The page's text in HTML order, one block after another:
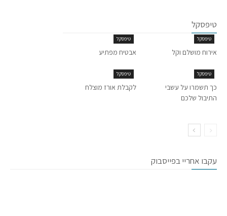
טיפסקל
טיפסקל
אירוח מושלם וקל
טיפסקל
אבטיח מפתיע
טיפסקל
כך תשמרו על עשבי
התיבול שלכם
טיפסקל
לקבלת אורז מוצלח
עקבו אחריי בפייסבוק